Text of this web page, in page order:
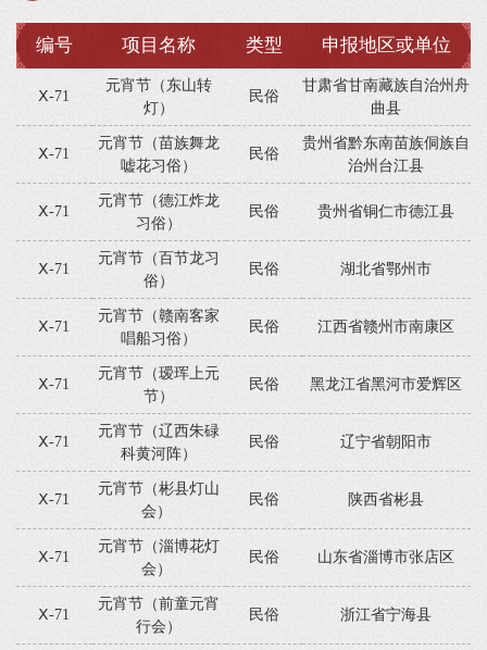
编号 项目名称 类型 申报地区或单位
Ⅹ-71
元宵节（东山转
灯）
民俗
甘肃省甘南藏族自治州舟
曲县
Ⅹ-71
元宵节（苗族舞龙
嘘花习俗）
民俗
贵州省黔东南苗族侗族自
治州台江县
Ⅹ-71
元宵节（德江炸龙
习俗）
民俗 贵州省铜仁市德江县
Ⅹ-71
元宵节（百节龙习
俗）
民俗 湖北省鄂州市
Ⅹ-71
元宵节（赣南客家
唱船习俗）
民俗 江西省赣州市南康区
Ⅹ-71
元宵节（瑷珲上元
节）
民俗 黑龙江省黑河市爱辉区
Ⅹ-71
元宵节（辽西朱碌
科黄河阵）
民俗 辽宁省朝阳市
Ⅹ-71
元宵节（彬县灯山
会）
民俗 陕西省彬县
Ⅹ-71
元宵节（淄博花灯
会）
民俗 山东省淄博市张店区
Ⅹ-71
元宵节（前童元宵
行会）
民俗 浙江省宁海县